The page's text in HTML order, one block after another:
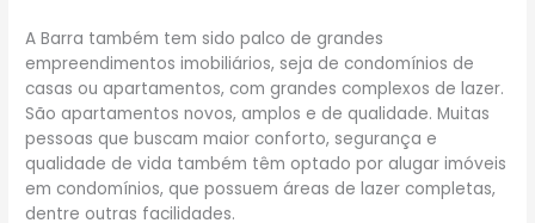
A Barra também tem sido palco de grandes
empreendimentos imobiliários, seja de condomínios de
casas ou apartamentos, com grandes complexos de lazer.
São apartamentos novos, amplos e de qualidade. Muitas
pessoas que buscam maior conforto, segurança e
qualidade de vida também têm optado por alugar imóveis
em condomínios, que possuem áreas de lazer completas,
dentre outras facilidades.